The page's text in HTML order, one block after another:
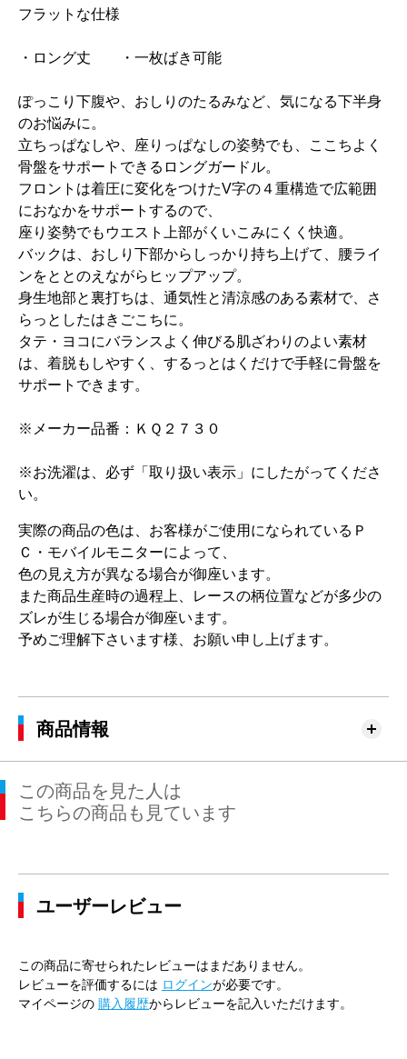
フラットな仕様
・ロング丈 ・一枚ばき可能
ぽっこり下腹や、おしりのたるみなど、気になる下半身
のお悩みに。
立ちっぱなしや、座りっぱなしの姿勢でも、ここちよく
骨盤をサポートできるロングガードル。
フロントは着圧に変化をつけたV字の４重構造で広範囲
におなかをサポートするので、
座り姿勢でもウエスト上部がくいこみにくく快適。
バックは、おしり下部からしっかり持ち上げて、腰ライ
ンをととのえながらヒップアップ。
身生地部と裏打ちは、通気性と清涼感のある素材で、さ
らっとしたはきごこちに。
タテ・ヨコにバランスよく伸びる肌ざわりのよい素材
は、着脱もしやすく、するっとはくだけで手軽に骨盤を
サポートできます。
※メーカー品番：ＫＱ２７３０
※お洗濯は、必ず「取り扱い表示」にしたがってくださ
い。
実際の商品の色は、お客様がご使用になられているＰ
Ｃ・モバイルモニターによって、
色の見え方が異なる場合が御座います。
また商品生産時の過程上、レースの柄位置などが多少の
ズレが生じる場合が御座います。
予めご理解下さいます様、お願い申し上げます。
商品情報
この商品を見た人は
こちらの商品も見ています
ユーザーレビュー
この商品に寄せられたレビューはまだありません。
レビューを評価するには ログインが必要です。
マイページの 購入履歴からレビューを記入いただけます。